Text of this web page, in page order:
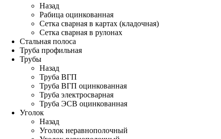
Назад
Рабица оцинкованная
Сетка сварная в картах (кладочная)
Сетка сварная в рулонах
Стальная полоса
Труба профильная
Трубы
Назад
Труба ВГП
Труба ВГП оцинкованная
Труба электросварная
Труба ЭСВ оцинкованная
Уголок
Назад
Уголок неравнополочный